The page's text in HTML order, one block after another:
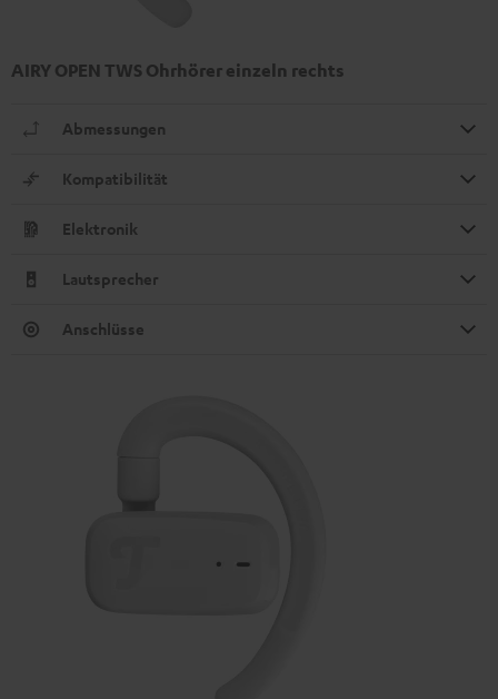
AIRY OPEN TWS Ohrhörer einzeln rechts
Abmessungen
Kompatibilität
Elektronik
Lautsprecher
Anschlüsse